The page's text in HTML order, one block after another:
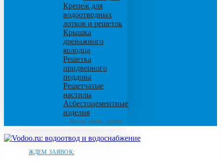
Крепеж для
водоотводных
лотков и решеток
Крышка
дренажного
колодца
Решетка
придверного
поддона
Решетчатые
настилы
Асбестоцементные
изделия
Листы, плиты, трубы
ЖДЕМ ЗАЯВОК: